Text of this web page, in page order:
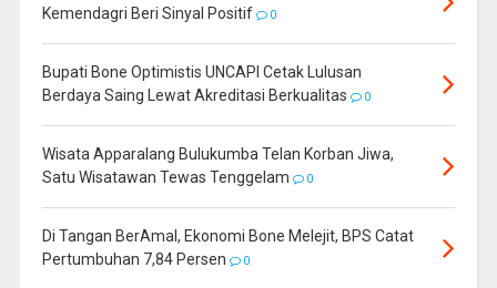
Kemendagri Beri Sinyal Positif
0
Bupati Bone Optimistis UNCAPI Cetak Lulusan
Berdaya Saing Lewat Akreditasi Berkualitas
0
Wisata Apparalang Bulukumba Telan Korban Jiwa,
Satu Wisatawan Tewas Tenggelam
0
Di Tangan BerAmal, Ekonomi Bone Melejit, BPS Catat
Pertumbuhan 7,84 Persen
0